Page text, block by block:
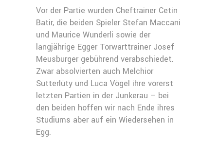
Vor der Partie wurden Cheftrainer Cetin
Batir, die beiden Spieler Stefan Maccani
und Maurice Wunderli sowie der
langjährige Egger Torwarttrainer Josef
Meusburger gebührend verabschiedet.
Zwar absolvierten auch Melchior
Sutterlüty und Luca Vögel ihre vorerst
letzten Partien in der Junkerau – bei
den beiden hoffen wir nach Ende ihres
Studiums aber auf ein Wiedersehen in
Egg.